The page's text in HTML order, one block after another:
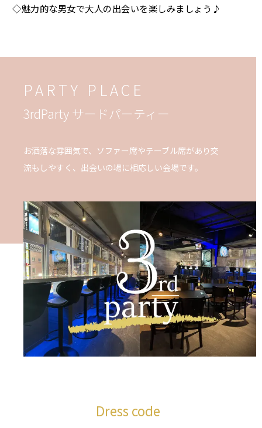
◇魅力的な男女で大人の出会いを楽しみましょう♪
PARTY PLACE
3rdParty サードパーティー
お洒落な雰囲気で、ソファー席やテーブル席があり交
流もしやすく、出会いの場に相応しい会場です。
Dress code